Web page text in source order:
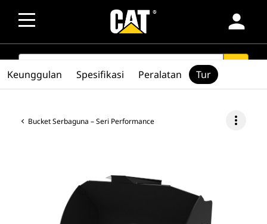
person
SEARCH
Bucket Serbaguna – Seri Performance more_vert
Keunggulan Spesifikasi Peralatan Tur